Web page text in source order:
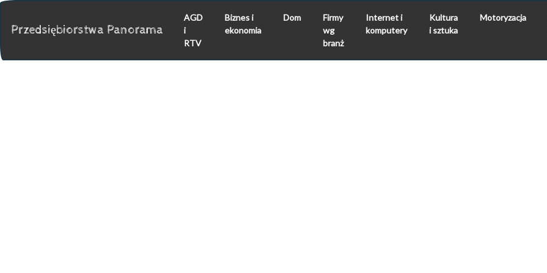
Przedsiębiorstwa Panorama
AGD
i
RTV
Biznes i
ekonomia
Dom
Firmy
wg
branż
Internet i
komputery
Kultura
i sztuka
Motoryzacja